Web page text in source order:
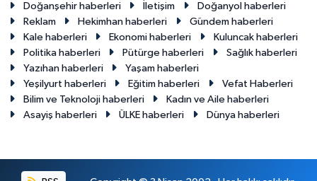
Doğanşehir haberleri
İletişim
Doğanyol haberleri
Reklam
Hekimhan haberleri
Gündem haberleri
Kale haberleri
Ekonomi haberleri
Kuluncak haberleri
Politika haberleri
Pütürge haberleri
Sağlık haberleri
Yazıhan haberleri
Yaşam haberleri
Yeşilyurt haberleri
Eğitim haberleri
Vefat Haberleri
Bilim ve Teknoloji haberleri
Kadın ve Aile haberleri
Asayiş haberleri
ÜLKE haberleri Dünya haberleri